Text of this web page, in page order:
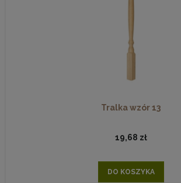
Tralka wzór 13
19,68 zł
DO KOSZYKA